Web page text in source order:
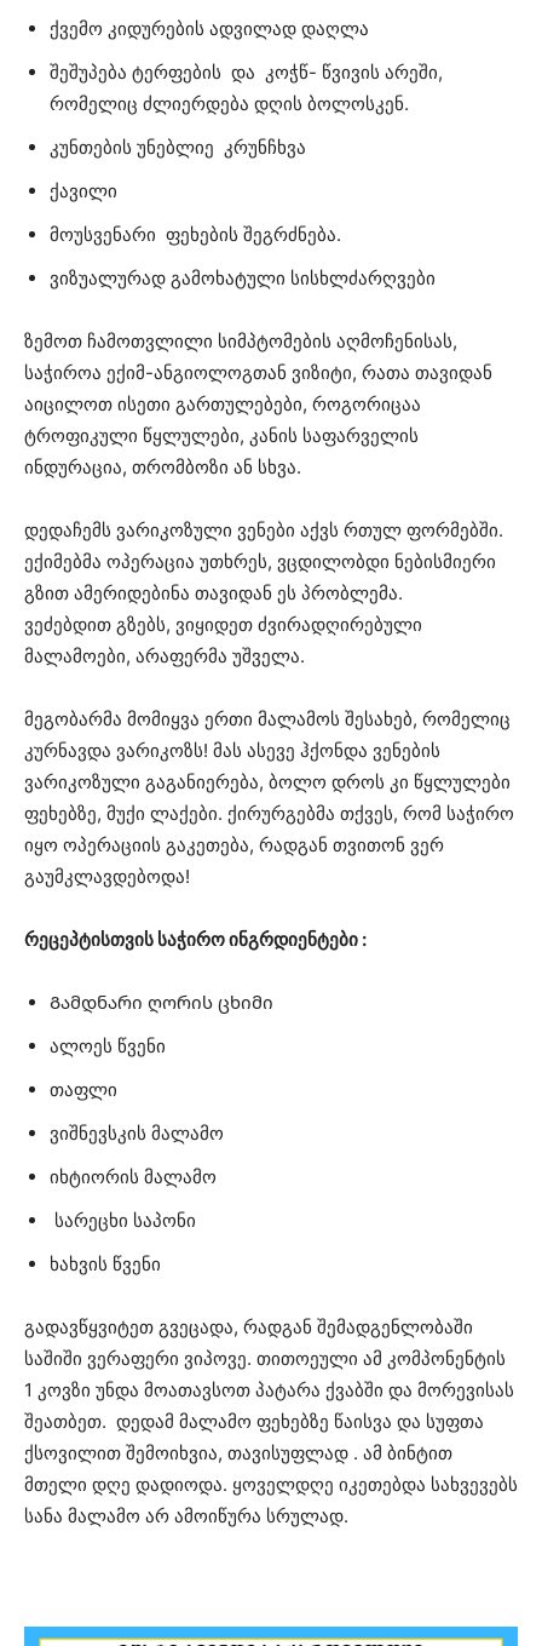
ქვემო კიდურების ადვილად დაღლა
შეშუპება ტერფების და კოჭწ- წვივის არეში,
რომელიც ძლიერდება დღის ბოლოსკენ.
კუნთების უნებლიე კრუნჩხვა
ქავილი
მოუსვენარი ფეხების შეგრძნება.
ვიზუალურად გამოხატული სისხლძარღვები
ზემოთ ჩამოთვლილი სიმპტომების აღმოჩენისას,
საჭიროა ექიმ-ანგიოლოგთან ვიზიტი, რათა თავიდან
აიცილოთ ისეთი გართულებები, როგორიცაა
ტროფიკული წყლულები, კანის საფარველის
ინდურაცია, თრომბოზი ან სხვა.
დედაჩემს ვარიკოზული ვენები აქვს რთულ ფორმებში.
ექიმებმა ოპერაცია უთხრეს, ვცდილობდი ნებისმიერი
გზით ამერიდებინა თავიდან ეს პრობლემა.
ვეძებდით გზებს, ვიყიდეთ ძვირადღირებული
მალამოები, არაფერმა უშველა.
მეგობარმა მომიყვა ერთი მალამოს შესახებ, რომელიც
კურნავდა ვარიკოზს! მას ასევე ჰქონდა ვენების
ვარიკოზული გაგანიერება, ბოლო დროს კი წყლულები
ფეხებზე, მუქი ლაქები. ქირურგებმა თქვეს, რომ საჭირო
იყო ოპერაციის გაკეთება, რადგან თვითონ ვერ
გაუმკლავდებოდა!
რეცეპტისთვის საჭირო ინგრდიენტები :
Გამდნარი ღორის ცხიმი
ალოეს წვენი
თაფლი
ვიშნევსკის მალამო
იხტიორის მალამო
სარეცხი საპონი
ხახვის წვენი
გადავწყვიტეთ გვეცადა, რადგან შემადგენლობაში
საშიში ვერაფერი ვიპოვე. თითოეული ამ კომპონენტის
1 კოვზი უნდა მოათავსოთ პატარა ქვაბში და მორევისას
შეათბეთ. დედამ მალამო ფეხებზე წაისვა და სუფთა
ქსოვილით შემოიხვია, თავისუფლად . ამ ბინტით
მთელი დღე დადიოდა. ყოველდღე იკეთებდა სახვევებს
სანა მალამო არ ამოიწურა სრულად.